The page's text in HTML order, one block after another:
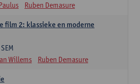
Ruben Demasure
film 2: klassieke en moderne
Willems Ruben Demasure